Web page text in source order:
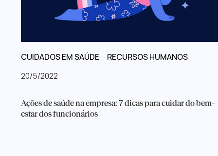
CUIDADOS EM SAÚDE
RECURSOS HUMANOS
20/5/2022
Ações de saúde na empresa: 7 dicas para cuidar do bem-
estar dos funcionários